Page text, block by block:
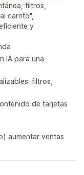
filtros,
carrito",
y
IA para una
filtros,
de tarjetas
aumentar ventas